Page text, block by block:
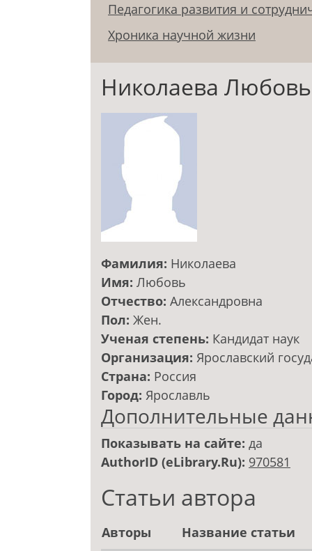
Педагогика развития и
Хроника научной жизни
Николаева
Фамилия: Николаева
Имя: Любовь
Отчество: Александровна
Пол: Жен.
Ученая степень: Кандидат наук
Организация: Ярославский
Страна: Россия
Город: Ярославль
Дополнительные
Показывать на сайте: да
AuthorID (eLibrary.Ru): 970581
Статьи автора
Авторы Название статьи